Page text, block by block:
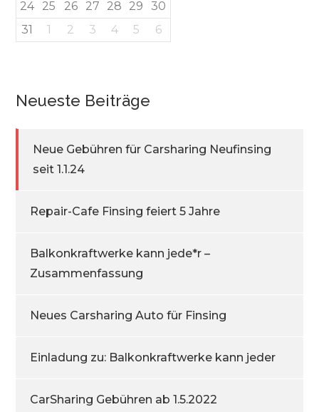
24
25 26 27 28 29
30
31
1 2 3 4 5 6
Neueste Beiträge
Neue Gebühren für Carsharing Neufinsing
seit 1.1.24
Repair-Cafe Finsing feiert 5 Jahre
Balkonkraftwerke kann jede*r –
Zusammenfassung
Neues Carsharing Auto für Finsing
Einladung zu: Balkonkraftwerke kann jeder
CarSharing Gebühren ab 1.5.2022